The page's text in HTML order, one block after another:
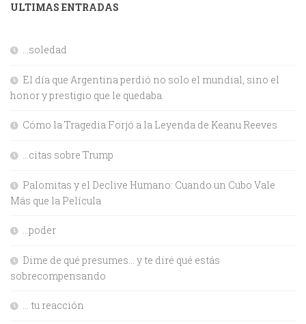
ULTIMAS ENTRADAS
…soledad
El día que Argentina perdió no solo el mundial, sino el
honor y prestigio que le quedaba.
Cómo la Tragedia Forjó a la Leyenda de Keanu Reeves
…citas sobre Trump
Palomitas y el Declive Humano: Cuando un Cubo Vale
Más que la Película
…poder
Dime de qué presumes… y te diré qué estás
sobrecompensando
… tu reacción